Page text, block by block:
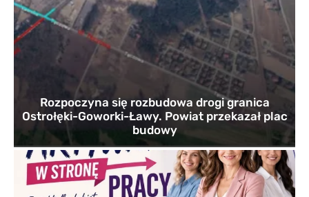
Rozpoczyna się rozbudowa drogi granica
Ostrołęki-Goworki-Ławy. Powiat przekazał plac
budowy